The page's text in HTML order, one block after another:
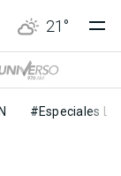
21 °
#Especiales LN